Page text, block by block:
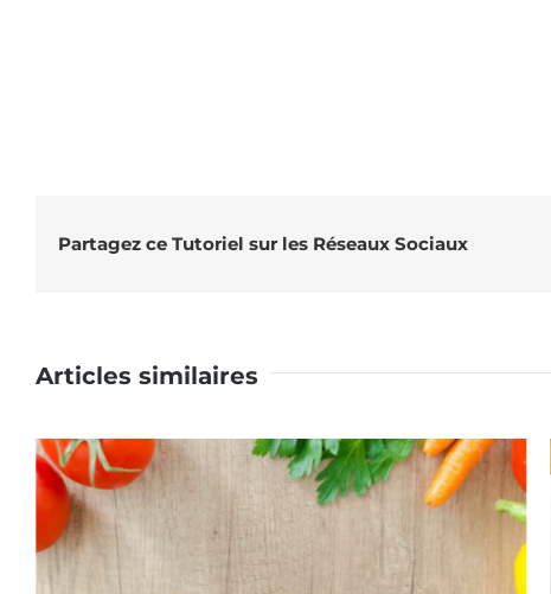
Partagez ce Tutoriel sur les Réseaux Sociaux
Articles similaires